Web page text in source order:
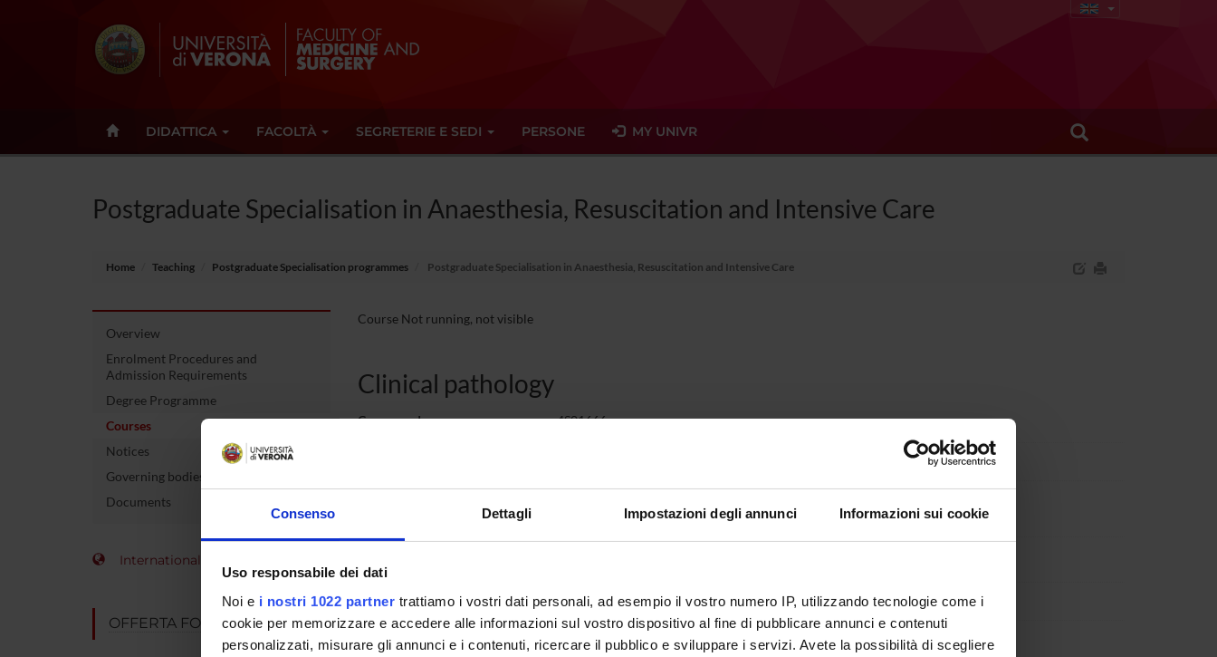
Consenso Dettagli Impostazioni degli annunci Informazioni sui cookie
Uso responsabile dei dati
Noi e i nostri 1022 partner trattiamo i vostri dati personali, ad esempio il vostro numero IP, utilizzando tecnologie come i
cookie per memorizzare e accedere alle informazioni sul vostro dispositivo al fine di pubblicare annunci e contenuti
personalizzati, misurare gli annunci e i contenuti, ricercare il pubblico e sviluppare i servizi. Avete la possibilità di scegliere
DIDATTICA FACOLTÀ SEGRETERIE E SEDI PERSONE MY UNIVR
Postgraduate Specialisation in Anaesthesia, Resuscitation and Intensive Care
Home Teaching Postgraduate Specialisation programmes Postgraduate Specialisation in Anaesthesia, Resuscitation and Intensive Care
Overview
Enrolment Procedures and
Admission Requirements
Degree Programme
Courses
Notices
Governing bodies
Documents
International Students
OFFERTA FORMATIVA
Course Not running, not visible
Clinical pathology
Course code 4S01666
Academic sector MED/05 - CLINICAL PATHOLOGY